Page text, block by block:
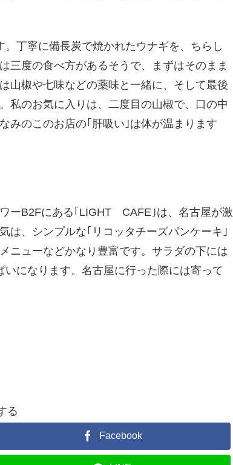
丁寧に備長炭で焼かれたウナギを、ちらし
三度の食べ方があるそうで、まずはそのまま
山椒や七味などの薬味と一緒に、そして最後
私のお気に入りは、二度目の山椒で、口の中
みのこのお店の｢肝吸い｣は体が温まります
ーB2Fにある｢LIGHT CAFE｣は、名古屋が激
は、シンプルな｢リコッタチーズパンケーキ｣
ニューなどかなり豊富です。サラダの下には
になります。名古屋に行った際には寄って
る
Facebook